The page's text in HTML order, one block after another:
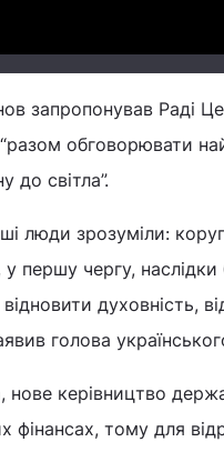
запропонував Раді
“разом обговорювати
до світла”.
зрозуміли:
першу чергу,
духовність,
голова
нове керівництво
тому для